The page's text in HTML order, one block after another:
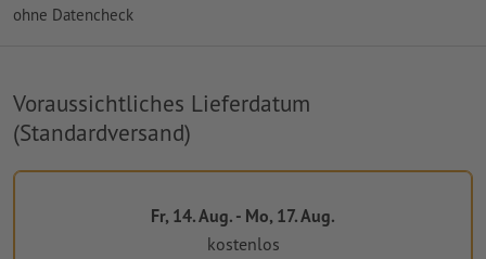
ohne Datencheck
Voraussichtliches Lieferdatum
(Standardversand)
Fr, 14. Aug. - Mo, 17. Aug.
kostenlos